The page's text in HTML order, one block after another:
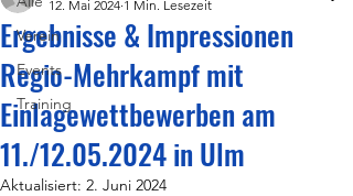
Verein
Events
Training
Ergebnisse & Impressionen
Regio-Mehrkampf mit
Einlagewettbewerben am
11./12.05.2024 in Ulm
12. Mai 2024 1 Min. Lesezeit
Aktualisiert: 2. Juni 2024